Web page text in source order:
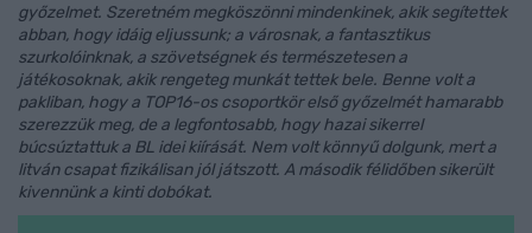
győzelmet. Szeretném megköszönni mindenkinek, akik segítettek
abban, hogy idáig eljussunk; a városnak, a fantasztikus
szurkolóinknak, a szövetségnek és természetesen a
játékosoknak, akik rengeteg munkát tettek bele. Benne volt a
pakliban, hogy a TOP16-os csoportkör első győzelmét hamarabb
szerezzük meg, de a legfontosabb, hogy hazai sikerrel
búcsúztattuk a BL idei kiírását. Nem volt könnyű dolgunk, mert a
litván csapat fizikálisan jól játszott. A második félidőben sikerült
kivennünk a kinti dobókat.